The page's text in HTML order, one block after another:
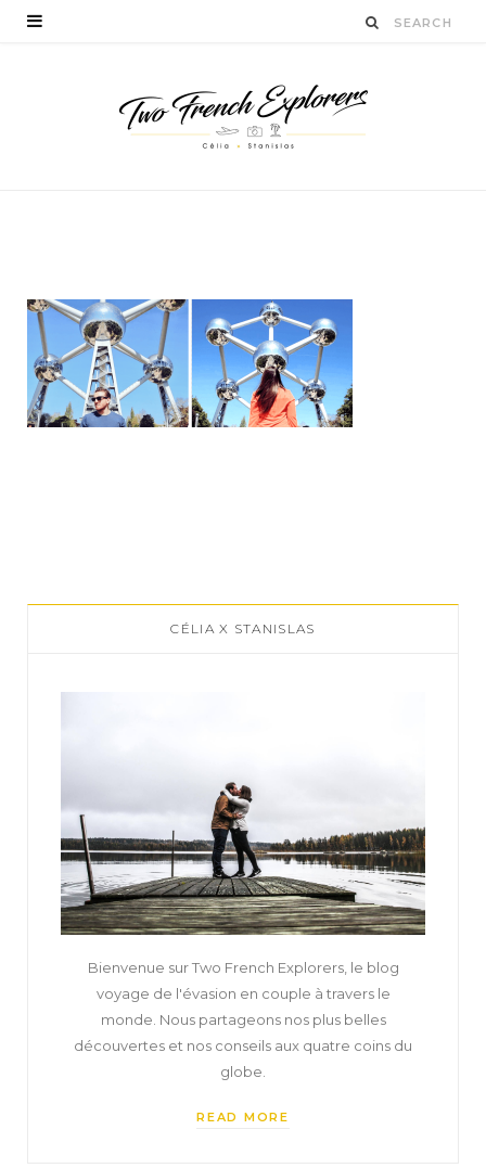
CÉLIA X STANISLAS
Bienvenue sur Two French Explorers, le blog
voyage de l'évasion en couple à travers le
monde. Nous partageons nos plus belles
découvertes et nos conseils aux quatre coins du
globe.
READ MORE